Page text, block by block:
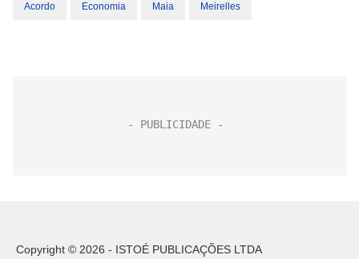
Acordo Economia Maia Meirelles
Copyright © 2026 - ISTOÉ PUBLICAÇÕES LTDA